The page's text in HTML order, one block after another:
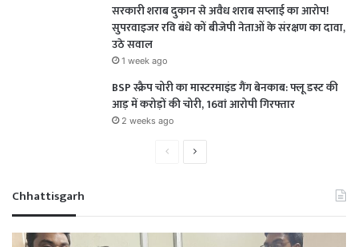
सरकारी शराब दुकान से अवैध शराब सप्लाई का आरोप!
सुपरवाइजर रवि बंधे कों बीजेपी नेताओं के संरक्षण का दावा,
उठे सवाल
1 week ago
BSP स्क्रैप चोरी का मास्टरमाइंड गैंग बेनकाब: फ्लू डस्ट की
आड़ में करोड़ों की चोरी, 16वां आरोपी गिरफ्तार
2 weeks ago
PreviousNext
Chhattisgarh
NAN